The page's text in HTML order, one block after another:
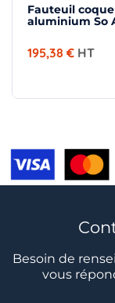
Fauteuil
aluminium So
195,38 € HT
Besoin de
vous